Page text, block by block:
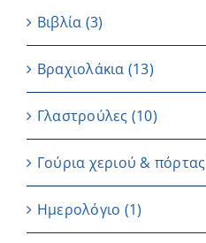
Βιβλία (3)
Βραχιολάκια (13)
Γλαστρούλες (10)
Γούρια χεριού & πόρτας
Ημερολόγιο (1)